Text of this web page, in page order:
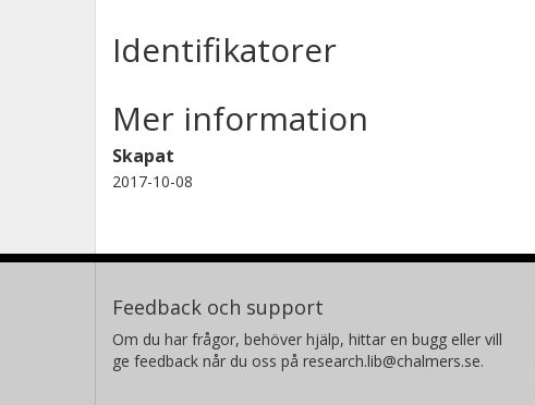
Identifikatorer
Mer information
Skapat
2017-10-08
Feedback och support
Om du har frågor, behöver hjälp, hittar en bugg eller vill
ge feedback når du oss på research.lib@chalmers.se.